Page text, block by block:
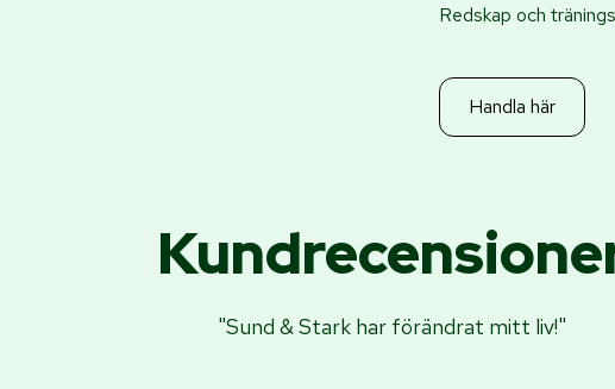
Redskap och
Handla här
"Sund & Stark har förändrat mitt liv!"